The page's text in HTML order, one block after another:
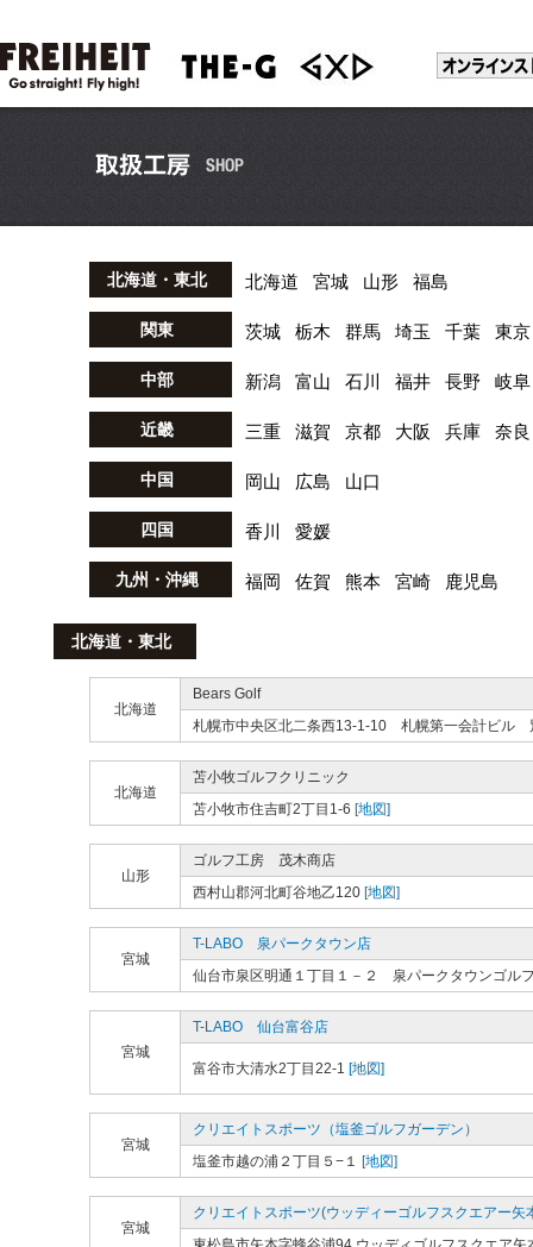
北海道・東北 北海道 宮城 山形 福島
関東 茨城 栃木 群馬 埼玉 千葉 東京
中部 新潟 富山 石川 福井 長野 岐阜
近畿 三重 滋賀 京都 大阪 兵庫 奈良
中国 岡山 広島 山口
四国 香川 愛媛
九州・沖縄 福岡 佐賀 熊本 宮崎 鹿児島
北海道・東北
北海道
Bears Golf
札幌市中央区北二条西13-1-10 札幌第一会計ビル
北海道
苫小牧ゴルフクリニック
苫小牧市住吉町2丁目1-6 [地図]
山形
ゴルフ工房 茂木商店
西村山郡河北町谷地乙120 [地図]
宮城
T-LABO 泉パークタウン店
仙台市泉区明通１丁目１－２ 泉パークタウンゴル
宮城
T-LABO 仙台富谷店
富谷市大清水2丁目22-1 [地図]
宮城
クリエイトスポーツ（塩釜ゴルフガーデン）
塩釜市越の浦２丁目５−１ [地図]
宮城
クリエイトスポーツ(ウッディーゴルフスクエアー矢